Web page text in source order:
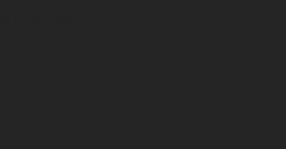
compte